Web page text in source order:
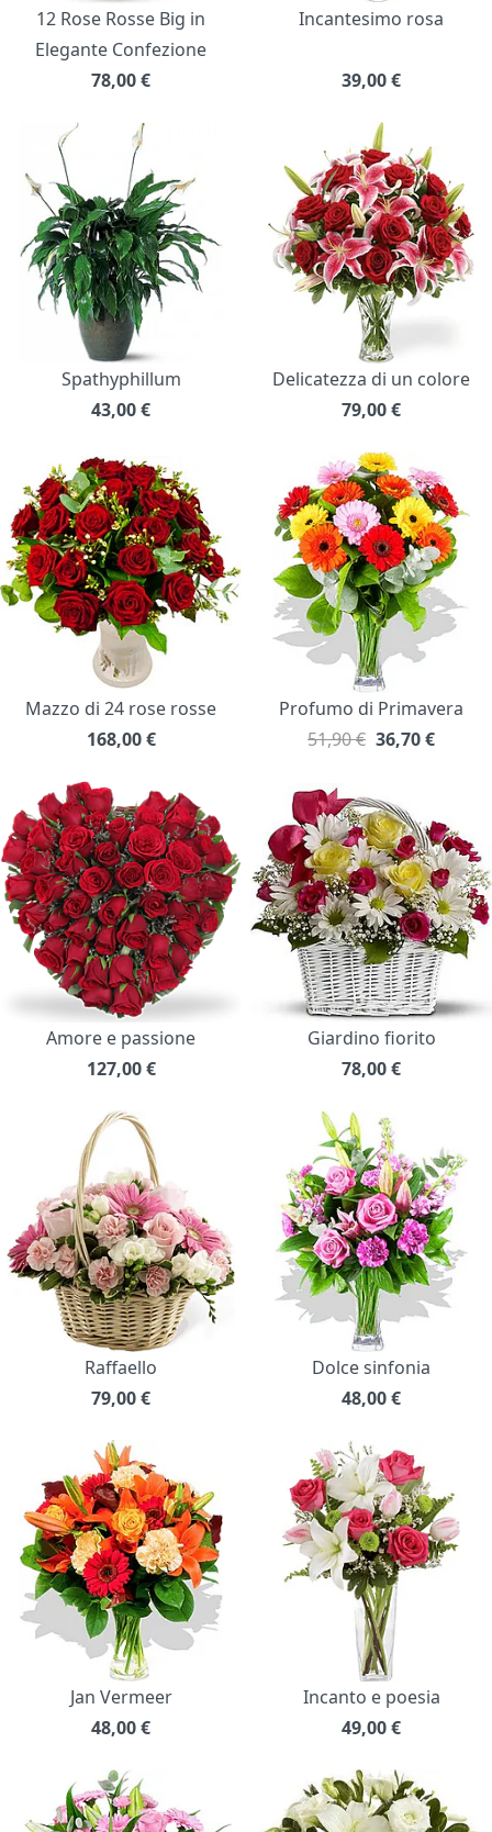
12 Rose Rosse Big in
Elegante Confezione
78,00€
Incantesimo rosa
39,00€
Spathyphillum
43,00€
Delicatezza di un colore
79,00€
Mazzo di 24 rose rosse
168,00 €
Profumo di Primavera
51,90 € 36,70€
Amore e passione
127,00 €
Giardino fiorito
78,00€
Raffaello
79,00€
Dolce sinfonia
48,00€
Jan Vermeer
48,00€
Incanto e poesia
49,00€